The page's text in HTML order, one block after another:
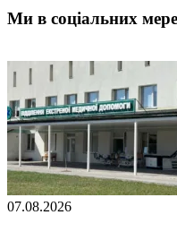
Ми в соціальних
07.08.2026